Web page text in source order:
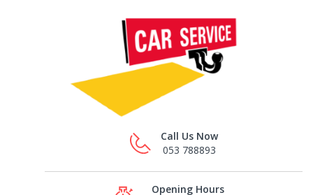
Call Us Now
053 788893
Opening Hours